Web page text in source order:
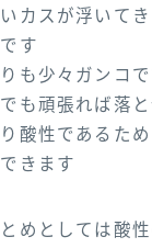
カスが浮いて
す
も少々ガンコ
も頑張れば落
酸性であるた
きます
めとしては酸